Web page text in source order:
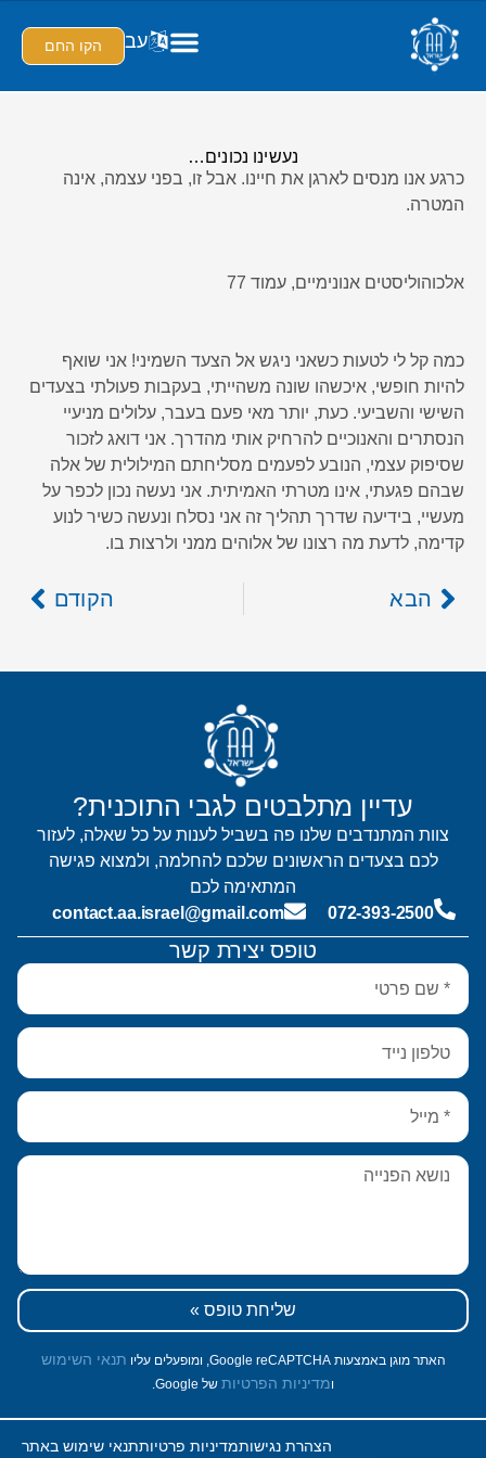
הקו החם עב
נעשינו נכונים…
כרגע אנו מנסים לארגן את חיינו. אבל זו, בפני עצמה, אינה
המטרה.
אלכוהוליסטים אנונימיים, עמוד 77
כמה קל לי לטעות כשאני ניגש אל הצעד השמיני! אני שואף
להיות חופשי, איכשהו שונה משהייתי, בעקבות פעולתי בצעדים
השישי והשביעי. כעת, יותר מאי פעם בעבר, עלולים מניעיי
הנסתרים והאנוכיים להרחיק אותי מהדרך. אני דואג לזכור
שסיפוק עצמי, הנובע לפעמים מסליחתם המילולית של אלה
שבהם פגעתי, אינו מטרתי האמיתית. אני נעשה נכון לכפר על
מעשיי, בידיעה שדרך תהליך זה אני נסלח ונעשה כשיר לנוע
קדימה, לדעת מה רצונו של אלוהים ממני ולרצות בו.
הבא הקודם
טופס יצירת קשר
שליחת טופס »
האתר מוגן באמצעות Google reCAPTCHA, ומופעלים עליו תנאי השימוש
ומדיניות הפרטיות של Google.
עדיין מתלבטים לגבי התוכנית?
צוות המתנדבים שלנו פה בשביל לענות על כל שאלה, לעזור
לכם בצעדים הראשונים שלכם להחלמה, ולמצוא פגישה
המתאימה לכם
072-393-2500
contact.aa.israel@gmail.com
תנאי שימוש באתרמדיניות פרטיותהצהרת נגישות